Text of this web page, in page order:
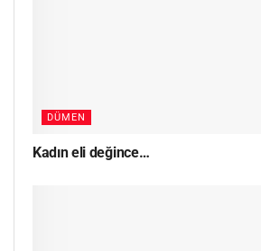
DÜMEN
Kadın eli değince…